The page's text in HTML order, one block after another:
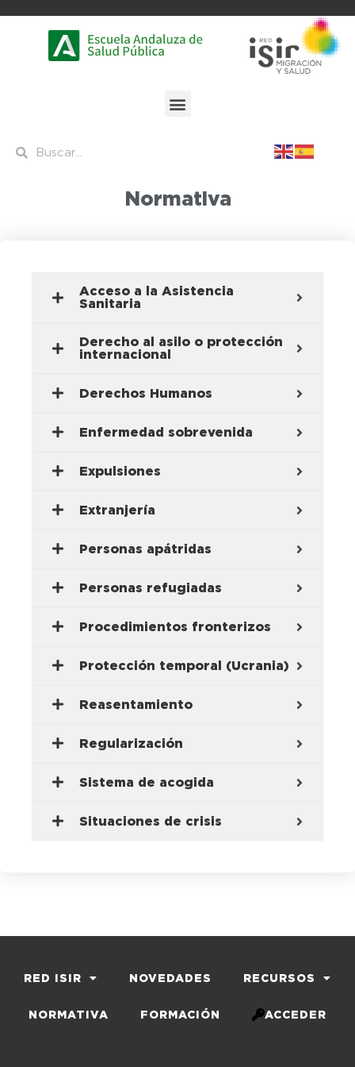
Normativa
Acceso a la Asistencia
Sanitaria
Derecho al asilo o protección
internacional
Derechos Humanos
Enfermedad sobrevenida
Expulsiones
Extranjería
Personas apátridas
Personas refugiadas
Procedimientos fronterizos
Protección temporal (Ucrania)
Reasentamiento
Regularización
Sistema de acogida
Situaciones de crisis
RED ISIR NOVEDADES RECURSOS
NORMATIVA FORMACIÓN ACCEDER